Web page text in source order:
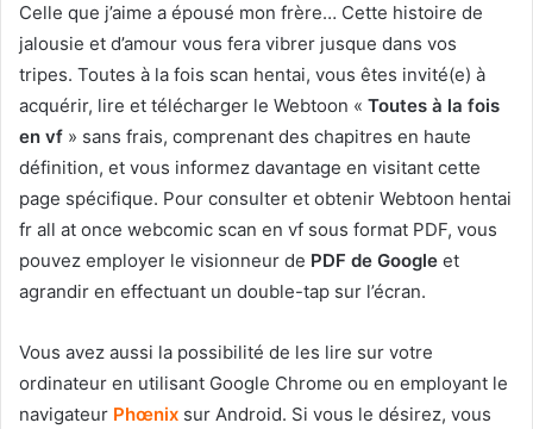
Celle que j’aime a épousé mon frère… Cette histoire de
jalousie et d’amour vous fera vibrer jusque dans vos
tripes. Toutes à la fois scan hentai, vous êtes invité(e) à
acquérir, lire et télécharger le Webtoon « Toutes à la fois
en vf » sans frais, comprenant des chapitres en haute
définition, et vous informez davantage en visitant cette
page spécifique. Pour consulter et obtenir Webtoon hentai
fr all at once webcomic scan en vf sous format PDF, vous
pouvez employer le visionneur de PDF de Google et
agrandir en effectuant un double-tap sur l’écran.
Vous avez aussi la possibilité de les lire sur votre
ordinateur en utilisant Google Chrome ou en employant le
navigateur Phœnix sur Android. Si vous le désirez, vous